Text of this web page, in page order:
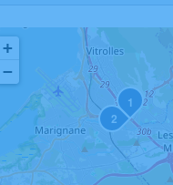
1
2
+
−